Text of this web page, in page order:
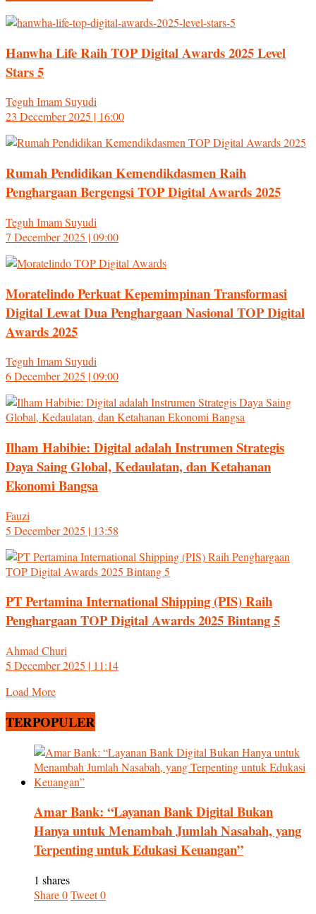
Hanwha Life Raih TOP Digital Awards 2025 Level
Stars 5
Teguh Imam Suyudi
23 December 2025 | 16:00
Rumah Pendidikan Kemendikdasmen Raih
Penghargaan Bergengsi TOP Digital Awards 2025
Teguh Imam Suyudi
7 December 2025 | 09:00
Moratelindo Perkuat Kepemimpinan Transformasi
Digital Lewat Dua Penghargaan Nasional TOP Digital
Awards 2025
Teguh Imam Suyudi
6 December 2025 | 09:00
Ilham Habibie: Digital adalah Instrumen Strategis
Daya Saing Global, Kedaulatan, dan Ketahanan
Ekonomi Bangsa
Fauzi
5 December 2025 | 13:58
PT Pertamina International Shipping (PIS) Raih
Penghargaan TOP Digital Awards 2025 Bintang 5
Ahmad Churi
5 December 2025 | 11:14
Load More
TERPOPULER
Amar Bank: “Layanan Bank Digital Bukan
Hanya untuk Menambah Jumlah Nasabah, yang
Terpenting untuk Edukasi Keuangan”
1 shares
Share0Tweet0